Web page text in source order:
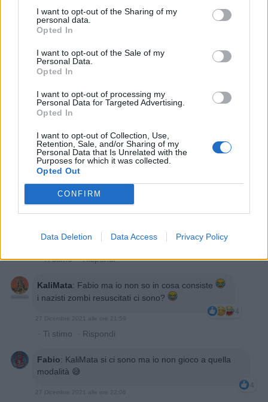
I want to opt-out of the Sharing of my
personal data.
Opted In
I want to opt-out of the Sale of my
Personal Data.
Opted In
I want to opt-out of processing my
Personal Data for Targeted Advertising.
Opted In
I want to opt-out of Collection, Use,
Retention, Sale, and/or Sharing of my
Personal Data that Is Unrelated with the
Purposes for which it was collected.
Opted Out
CONFIRM
Data Deletion Data Access Privacy Policy
27 Dicembre 2021 alle ore 21:48
·Ti stimo
KaliMata:Fabio 🤣🤣🤣🤣🤣🤣😂😂😂😂😂
InAvaria chiede conferma se si tratta per caso di
quello con i nazisti zombi
27 Dicembre 2021 alle ore 21:50
Ti stimo·Rispondi
27 Dicembre 2021 alle ore 21:57
·Ti stimo·Rispondi
KaliMata: Fabio ma io non so in cosa consiste
i nazisti zombi resuscitati ci sono?
4
27 Dicembre 2021 alle ore 21:59
· Ti stimo · Rispondi
Fabio: KaliMata si ci sono ma io non gioco a quella
modalità 😅
4
27 Dicembre 2021 alle ore 22:06